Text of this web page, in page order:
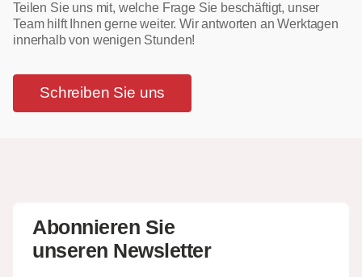
Teilen Sie uns mit, welche Frage Sie beschäftigt, unser
Team hilft Ihnen gerne weiter. Wir antworten an Werktagen
innerhalb von wenigen Stunden!
Schreiben Sie uns
Abonnieren Sie
unseren Newsletter